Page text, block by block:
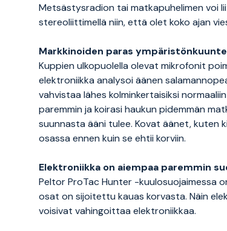
Metsästysradion tai matkapuhelimen voi
stereoliittimellä niin, että olet koko ajan
Markkinoiden paras
Kuppien ulkopuolella olevat mikrofonit
elektroniikka analysoi äänen
vahvistaa lähes kolminkertaisiksi
paremmin ja koirasi haukun pidemmän
suunnasta ääni tulee. Kovat äänet, kuten
osassa ennen kuin se ehtii korviin.
Elektroniikka on aiempaa paremmin
Peltor ProTac Hunter -kuulosuojaimessa
osat on sijoitettu kauas korvasta. Näin
voisivat vahingoittaa elektroniikkaa.